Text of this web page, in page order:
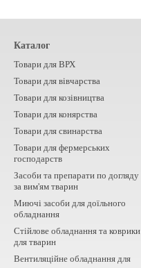
Каталог
Товари для ВРХ
Товари для вівчарства
Товари для козівництва
Товари для конярства
Товари для свинарства
Товари для фермерських
господарств
Засоби та препарати по догляду
за вим'ям тварин
Миючі засоби для доїльного
обладнання
Стійлове обладнання та коврики
для тварин
Вентиляційне обладнання для